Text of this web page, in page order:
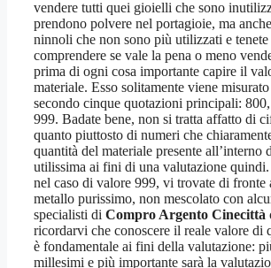
vendere tutti quei gioielli che sono
prendono polvere nel portagioie, ma
ninnoli che non sono più utilizzati e tenete
comprendere se vale la pena o meno
prima di ogni cosa importante capire il
materiale. Esso solitamente viene
secondo cinque quotazioni principali:
999. Badate bene, non si tratta affatto di
quanto piuttosto di numeri che
quantità del materiale presente all’interno
utilissima ai fini di una valutazione
nel caso di valore 999, vi trovate di fronte
metallo purissimo, non mescolato con
specialisti di Compro Argento Cinecittà
ricordarvi che conoscere il reale valore di
è fondamentale ai fini della valutazione:
millesimi e più importante sarà la